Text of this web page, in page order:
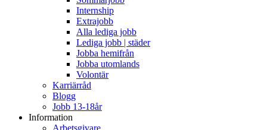
Internship
Extrajobb
Alla lediga jobb
Lediga jobb | städer
Jobba hemifrån
Jobba utomlands
Volontär
Karriärråd
Blogg
Jobb 13-18år
Information
Arbetsgivare